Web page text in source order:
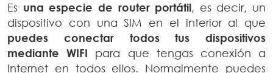
Es una especie de router portátil, es decir, un
dispositivo con una SIM en el interior al que
puedes conectar todos tus dispositivos
mediante WIFI para que tengas conexión a
Internet en todos ellos. Normalmente puedes